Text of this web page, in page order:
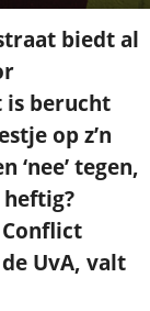
biedt al
is berucht
op z’n
‘nee’ tegen,
UvA, valt